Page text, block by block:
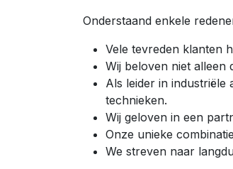
Onderstaand enkele
Vele tevreden klanten
Wij beloven niet alleen
Als leider in industriële
technieken.
Wij geloven in een
Onze unieke
We streven naar